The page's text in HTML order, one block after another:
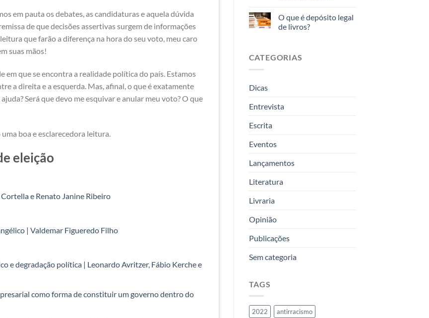
em pauta os debates, as candidaturas e aquela dúvida
de que decisões assertivas surgem de informações
que farão a diferença na hora do seu voto, meu caro
suas mãos!
em que se encontra a realidade política do país. Estamos
a direita e a esquerda. Mas, afinal, o que é exatamente
Será que devo me esquivar e anular meu voto? O que
boa e esclarecedora leitura.
eleição
e Renato Janine Ribeiro
| Valdemar Figueredo Filho
e degradação política | Leonardo Avritzer, Fábio Kerche e
como forma de constituir um governo dentro do
O que é depósito legal
de livros?
CATEGORIAS
Dicas
Entrevista
Escrita
Eventos
Lançamentos
Literatura
Livraria
Opinião
Publicações
Sem categoria
TAGS
2022
antirracismo